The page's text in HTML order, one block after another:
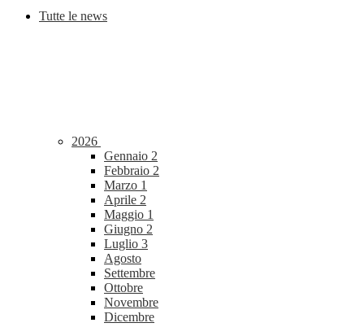
Tutte le news
2026
Gennaio 2
Febbraio 2
Marzo 1
Aprile 2
Maggio 1
Giugno 2
Luglio 3
Agosto
Settembre
Ottobre
Novembre
Dicembre